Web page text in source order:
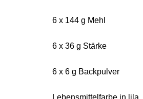
6 x 144 g Mehl
6 x 36 g Stärke
6 x 6 g Backpulver
Lebensmittelfarbe in